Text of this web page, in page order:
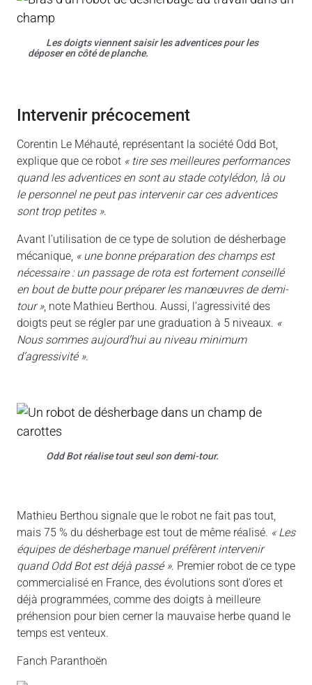
Les doigts viennent saisir les adventices pour les
déposer en côté de planche.
intervenir précocement
Corentin Le Méhauté, représentant la société Odd Bot,
explique que ce robot « tire ses meilleures performances
quand les adventices en sont au stade cotylédon, là ou
le personnel ne peut pas intervenir car ces adventices
sont trop petites ».
Avant l’utilisation de ce type de solution de désherbage
mécanique, « une bonne préparation des champs est
nécessaire : un passage de rota est fortement conseillé
en bout de butte pour préparer les manœuvres de demi-
tour », note Mathieu Berthou. Aussi, l’agressivité des
doigts peut se régler par une graduation à 5 niveaux. «
Nous sommes aujourd’hui au niveau minimum
d’agressivité ».
Odd Bot réalise tout seul son demi-tour.
Mathieu Berthou signale que le robot ne fait pas tout,
mais 75 % du désherbage est tout de même réalisé. « Les
équipes de désherbage manuel préfèrent intervenir
quand Odd Bot est déjà passé ». Premier robot de ce type
commercialisé en France, des évolutions sont d’ores et
déjà programmées, comme des doigts à meilleure
préhension pour bien cerner la mauvaise herbe quand le
temps est venteux.
Fanch Paranthoën